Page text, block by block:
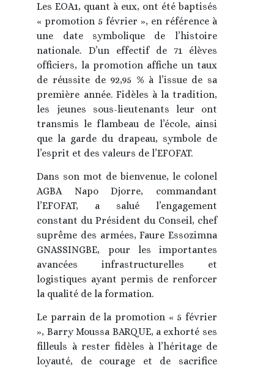
Les EOA1, quant à eux, ont été baptisés
« promotion 5 février », en référence à
une date symbolique de l’histoire
nationale. D’un effectif de 71 élèves
officiers, la promotion affiche un taux
de réussite de 92,95 % à l’issue de sa
première année. Fidèles à la tradition,
les jeunes sous-lieutenants leur ont
transmis le flambeau de l’école, ainsi
que la garde du drapeau, symbole de
l’esprit et des valeurs de l’EFOFAT.
Dans son mot de bienvenue, le colonel
AGBA Napo Djorre, commandant
l’EFOFAT, a salué l’engagement
constant du Président du Conseil, chef
suprême des armées, Faure Essozimna
GNASSINGBE, pour les importantes
avancées infrastructurelles et
logistiques ayant permis de renforcer
la qualité de la formation.
Le parrain de la promotion « 5 février
», Barry Moussa BARQUE, a exhorté ses
filleuls à rester fidèles à l’héritage de
loyauté, de courage et de sacrifice